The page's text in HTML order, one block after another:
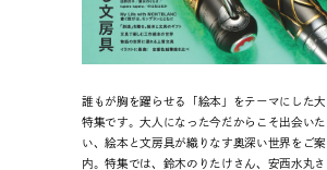
誰もが胸を躍らせる「絵本」をテーマにした大
特集です。大人になった今だからこそ出会いた
い、絵本と文房具が織りなす奥深い世界をご案
内。特集では、鈴木のりたけさん、安西水丸さ